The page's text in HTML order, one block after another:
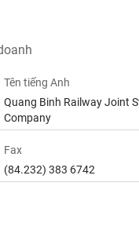
Tên tiếng Anh
Quang Binh Railway Joint
Company
Fax
(84.232) 383 6742